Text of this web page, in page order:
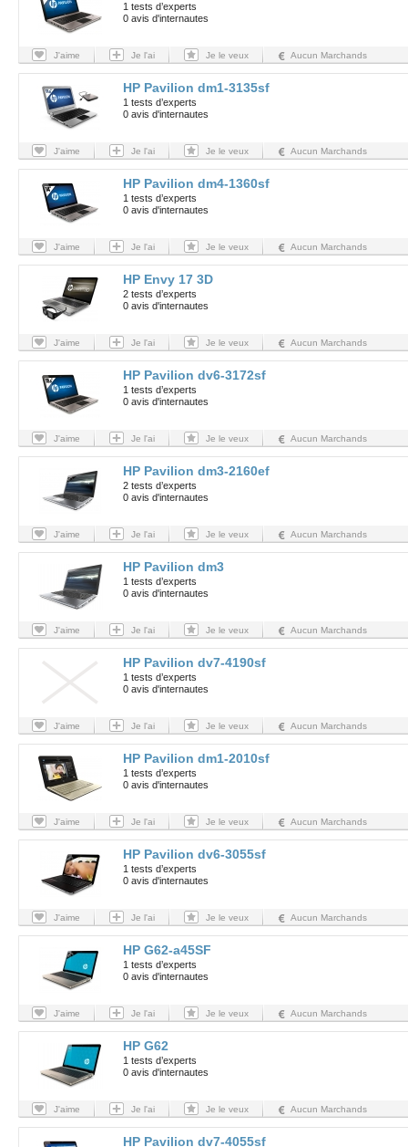
1 tests d’experts
0 avis d'internautes
J'aime Je l'ai Je le veux Aucun Marchands
HP Pavilion dm1-3135sf
1 tests d’experts
0 avis d'internautes
J'aime Je l'ai Je le veux Aucun Marchands
HP Pavilion dm4-1360sf
1 tests d’experts
0 avis d'internautes
J'aime Je l'ai Je le veux Aucun Marchands
HP Envy 17 3D
2 tests d’experts
0 avis d'internautes
J'aime Je l'ai Je le veux Aucun Marchands
HP Pavilion dv6-3172sf
1 tests d’experts
0 avis d'internautes
J'aime Je l'ai Je le veux Aucun Marchands
HP Pavilion dm3-2160ef
2 tests d’experts
0 avis d'internautes
J'aime Je l'ai Je le veux Aucun Marchands
HP Pavilion dm3
1 tests d’experts
0 avis d'internautes
J'aime Je l'ai Je le veux Aucun Marchands
HP Pavilion dv7-4190sf
1 tests d’experts
0 avis d'internautes
J'aime Je l'ai Je le veux Aucun Marchands
HP Pavilion dm1-2010sf
1 tests d’experts
0 avis d'internautes
J'aime Je l'ai Je le veux Aucun Marchands
HP Pavilion dv6-3055sf
1 tests d’experts
0 avis d'internautes
J'aime Je l'ai Je le veux Aucun Marchands
HP G62-a45SF
1 tests d’experts
0 avis d'internautes
J'aime Je l'ai Je le veux Aucun Marchands
HP G62
1 tests d’experts
0 avis d'internautes
J'aime Je l'ai Je le veux Aucun Marchands
HP Pavilion dv7-4055sf